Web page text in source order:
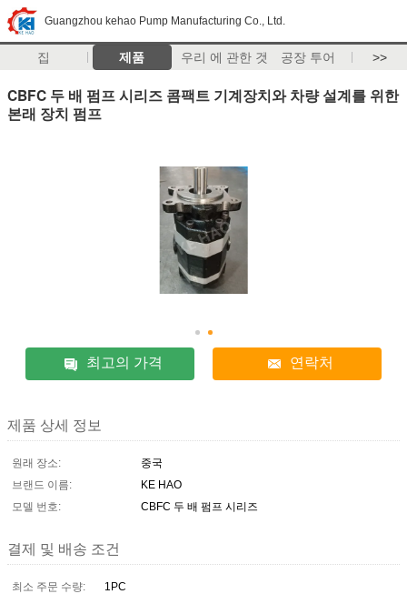
Guangzhou kehao Pump Manufacturing Co., Ltd.
집 제품 우리 에 관한 것 공장 투어 >>
CBFC 두 배 펌프 시리즈 콤팩트 기계장치와 차량 설계를 위한
본래 장치 펌프
최고의 가격 연락처
제품 상세 정보
원래 장소:
중국
브랜드 이름:
KE HAO
모델 번호:
CBFC 두 배 펌프 시리즈
결제 및 배송 조건
최소 주문 수량:
1PC